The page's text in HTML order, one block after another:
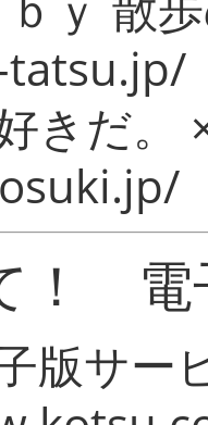
きだ。
！ 電
版サー